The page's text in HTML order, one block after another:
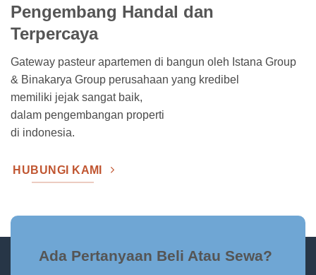
Pengembang Handal dan
Terpercaya
Gateway pasteur apartemen di bangun oleh Istana Group
& Binakarya Group perusahaan yang kredibel
memiliki jejak sangat baik,
dalam pengembangan properti
di indonesia.
HUBUNGI KAMI
Ada Pertanyaan Beli Atau Sewa?